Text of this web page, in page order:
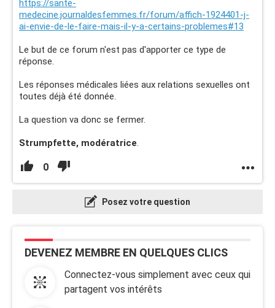
https://sante-
medecine.journaldesfemmes.fr/forum/affich-1924401-j-
ai-envie-de-le-faire-mais-il-y-a-certains-problemes#13
Le but de ce forum n'est pas d'apporter ce type de
réponse.
Les réponses médicales liées aux relations sexuelles ont
toutes déjà été donnée.
La question va donc se fermer.
Strumpfette, modératrice.
0
Posez votre question
DEVENEZ MEMBRE EN QUELQUES CLICS
Connectez-vous simplement avec ceux qui
partagent vos intérêts